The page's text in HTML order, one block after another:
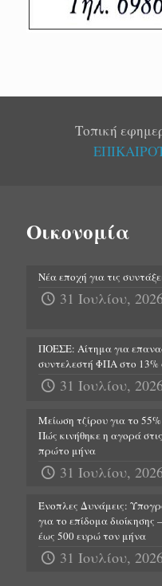
Τοπική
Οικονομία
Νέα εποχή για τις
31 Ιουλίου,
ΠΟΕΣΕ: Αίτημα για
συντελεστή ΦΠΑ στο 13%
31 Ιουλίου,
Μείωση τζίρου για το
Πώς κινήθηκε η αγορά
πρώτο μήνα
31 Ιουλίου,
Ένοπλες Δυνάμεις:
για το επίδομα διοίκησης
έως 500 ευρώ τον μήνα
31 Ιουλίου,